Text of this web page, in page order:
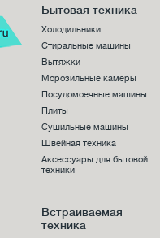
Бытовая техника
Холодильники
Стиральные машины
Вытяжки
Морозильные камеры
Посудомоечные машины
Плиты
Сушильные машины
Швейная техника
Аксессуары для бытовой
техники
Встраиваемая
техника